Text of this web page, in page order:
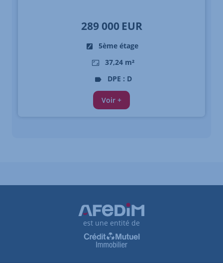
289 000 EUR
5ème étage
37,24 m²
DPE : D
Voir +
est une entité de